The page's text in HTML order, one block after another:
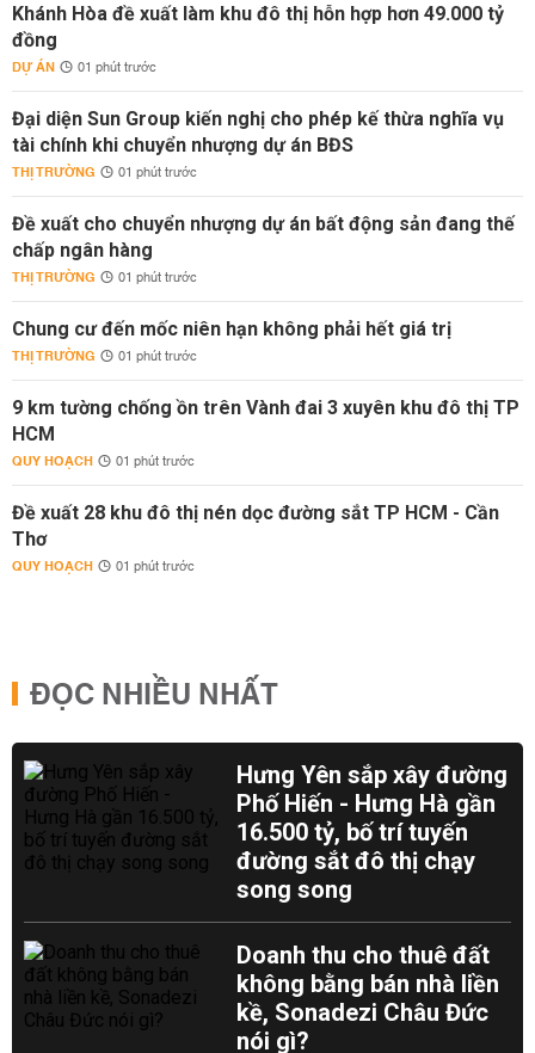
Khánh Hòa đề xuất làm khu đô thị hỗn hợp hơn 49.000 tỷ
đồng
DỰ ÁN 01 phút trước
Đại diện Sun Group kiến nghị cho phép kế thừa nghĩa vụ
tài chính khi chuyển nhượng dự án BĐS
THỊ TRƯỜNG 01 phút trước
Đề xuất cho chuyển nhượng dự án bất động sản đang thế
chấp ngân hàng
THỊ TRƯỜNG 01 phút trước
Chung cư đến mốc niên hạn không phải hết giá trị
THỊ TRƯỜNG 01 phút trước
9 km tường chống ồn trên Vành đai 3 xuyên khu đô thị TP
HCM
QUY HOẠCH 01 phút trước
Đề xuất 28 khu đô thị nén dọc đường sắt TP HCM - Cần
Thơ
QUY HOẠCH 01 phút trước
ĐỌC NHIỀU NHẤT
Hưng Yên sắp xây đường
Phố Hiến - Hưng Hà gần
16.500 tỷ, bố trí tuyến
đường sắt đô thị chạy
song song
Doanh thu cho thuê đất
không bằng bán nhà liền
kề, Sonadezi Châu Đức
nói gì?